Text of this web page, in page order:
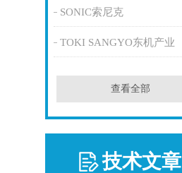
SONIC索尼克
TOKI SANGYO东机产业
查看全部
技术文章